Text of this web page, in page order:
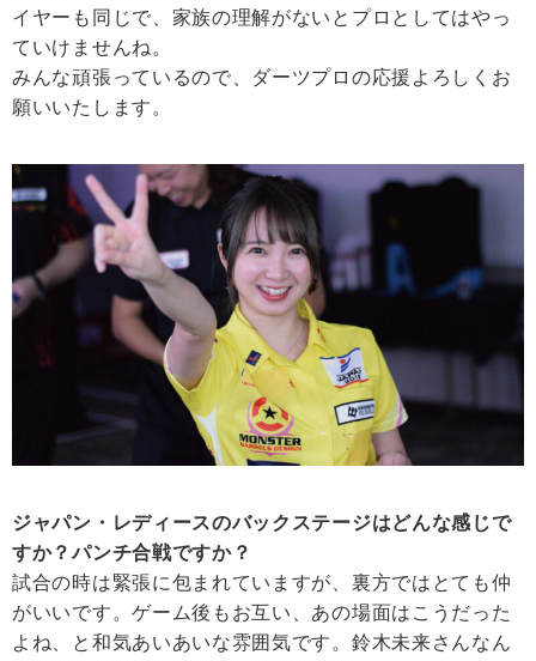
イヤーも同じで、家族の理解がないとプロとしてはやっ
ていけませんね。
みんな頑張っているので、ダーツプロの応援よろしくお
願いいたします。
ジャパン・レディースのバックステージはどんな感じで
すか？パンチ合戦ですか？
試合の時は緊張に包まれていますが、裏方ではとても仲
がいいです。ゲーム後もお互い、あの場面はこうだった
よね、と和気あいあいな雰囲気です。鈴木未来さんなん